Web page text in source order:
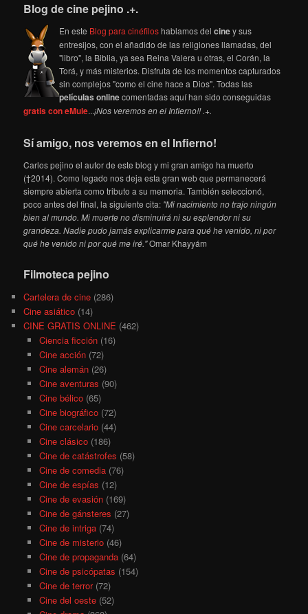
Blog de cine pejino .+.
En este Blog para cinéfiloshablamos delciney sus
entresijos, con el añadido de las religiones llamadas, del
"libro", la Biblia, ya sea Reina Valera u otras, el Corán, la
Torá, y más misterios. Disfruta de los momentos capturados
sin complejos "como el cine hace a Dios". Todas las
películas onlinecomentadas aquí han sido conseguidas
gratis con eMule...¡Nos veremos en el Infierno!! .+.
Sí amigo, nos veremos en el Infierno!
Carlos pejino el autor de este blog y mi gran amigo ha muerto
(†2014). Como legado nos deja esta gran web que permanecerá
siempre abierta como tributo a su memoria. También seleccionó,
poco antes del final, la siguiente cita: "Mi nacimiento no trajo ningún
bien al mundo. Mi muerte no disminuirá ni su esplendor ni su
grandeza. Nadie pudo jamás explicarme para qué he venido, ni por
qué he venido ni por qué me iré."Omar Khayyám
Filmoteca pejino
Cartelera de cine (286)
Cine asiático (14)
CINE GRATIS ONLINE (462)
Ciencia ficción(16)
Cine acción(72)
Cine alemán(26)
Cine aventuras (90)
Cine bélico(65)
Cine biográfico(72)
Cine carcelario(44)
Cine clásico(186)
Cine de catástrofes (58)
Cine de comedia(76)
Cine de espías (12)
Cine de evasión(169)
Cine de gánsteres (27)
Cine de intriga(74)
Cine de misterio(46)
Cine de propaganda(64)
Cine de psicópatas (154)
Cine de terror(72)
Cine del oeste(52)